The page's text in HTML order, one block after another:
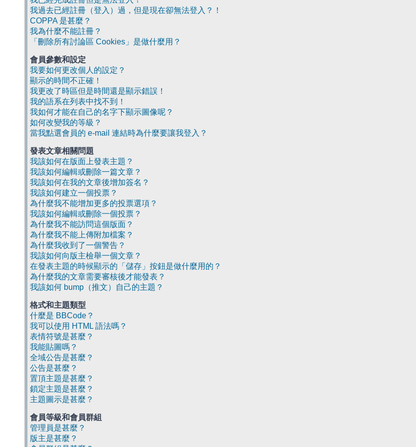
我過去已經註冊（登入）過，但是現在卻無法登入？！
COPPA 是甚麼？
我為什麼不能註冊？
「刪除所有討論區 Cookies」是做什麼用？
會員參數和設定
我要如何更改個人的設定？
顯示的時間不正確！
我更改了時區但是時間還是顯示錯誤！
我的語系在列表中找不到！
我如何才能在自己的名字下顯示圖像呢？
如何改變我的等級？
當我點選會員的 e-mail 連結時為什麼要讓我登入？
發表文章相關問題
我該如何在版面上發表主題？
我該如何編輯或刪除一篇文章？
我該如何在我的文章後增加簽名？
我該如何建立一個投票？
為什麼我不能增加更多的投票選項？
我該如何編輯或刪除一個投票？
為什麼我不能訪問這個版面？
為什麼我不能上傳附加檔案？
為什麼我收到了一個警告？
我該如何向版主檢舉一個文章？
在發表主題的時候顯示的「儲存」按鈕是做什麼用的？
為什麼我的文章需要審核後才能發表？
我該如何 bump（推文）自己的主題？
格式和主題類型
什麼是 BBCode？
我可以使用 HTML 語法嗎？
表情符號是甚麼？
我能貼圖嗎？
全域公告是甚麼？
公告是甚麼？
置頂主題是甚麼？
鎖定主題是甚麼？
主題圖示是甚麼？
會員等級和會員群組
管理員是甚麼？
版主是甚麼？